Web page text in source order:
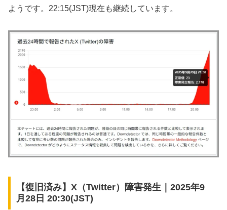
ようです。22:15(JST)現在も継続しています。
【復旧済み】X（Twitter）障害発生｜2025年9
月28日 20:30(JST)